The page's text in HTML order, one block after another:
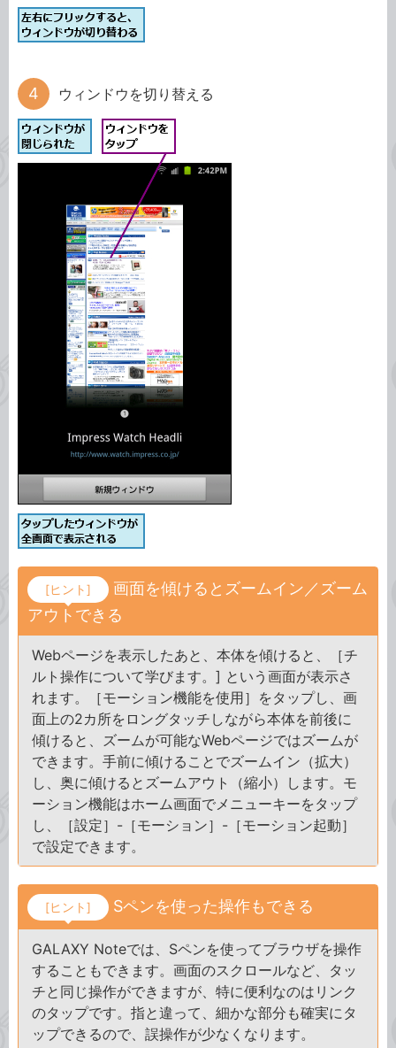
ウィンドウを切り替える
[ヒント]
画面を傾けるとズームイン／ズーム
アウトできる
Webページを表示したあと、本体を傾けると、［チ
ルト操作について学びます。] という画面が表示さ
れます。［モーション機能を使用］をタップし、画
面上の2カ所をロングタッチしながら本体を前後に
傾けると、ズームが可能なWebページではズームが
できます。手前に傾けることでズームイン（拡大）
し、奥に傾けるとズームアウト（縮小）します。モ
ーション機能はホーム画面でメニューキーをタップ
し、［設定］-［モーション］-［モーション起動］
で設定できます。
[ヒント] Sペンを使った操作もできる
GALAXY Noteでは、Sペンを使ってブラウザを操作
することもできます。画面のスクロールなど、タッ
チと同じ操作ができますが、特に便利なのはリンク
のタップです。指と違って、細かな部分も確実にタ
ップできるので、誤操作が少なくなります。